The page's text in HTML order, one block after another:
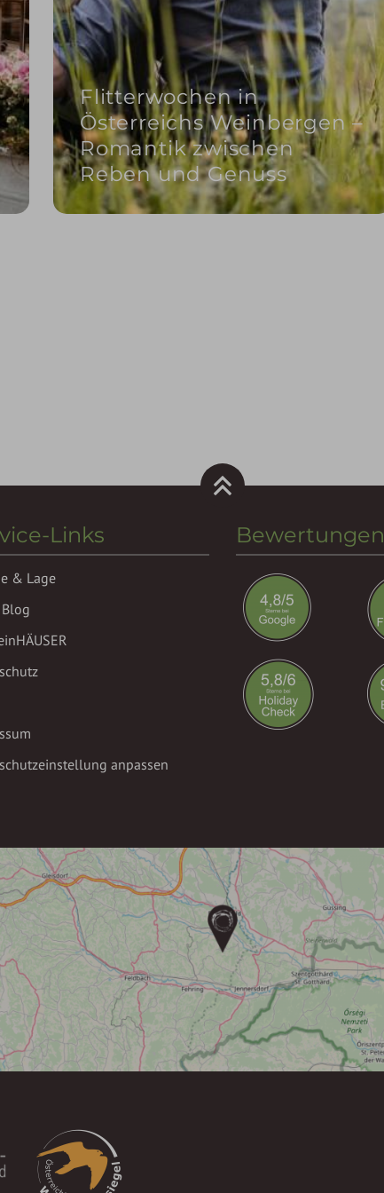
Flitterwochen in
Österreichs Weinbergen –
Romantik zwischen
Reben und Genuss
Links
& Lage
anpassen
Bewertungen